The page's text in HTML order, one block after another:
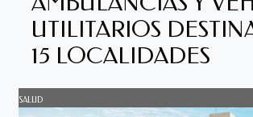
UTILITARIOS
15 LOCALIDADES
SALUD